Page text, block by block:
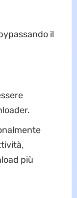
il
più